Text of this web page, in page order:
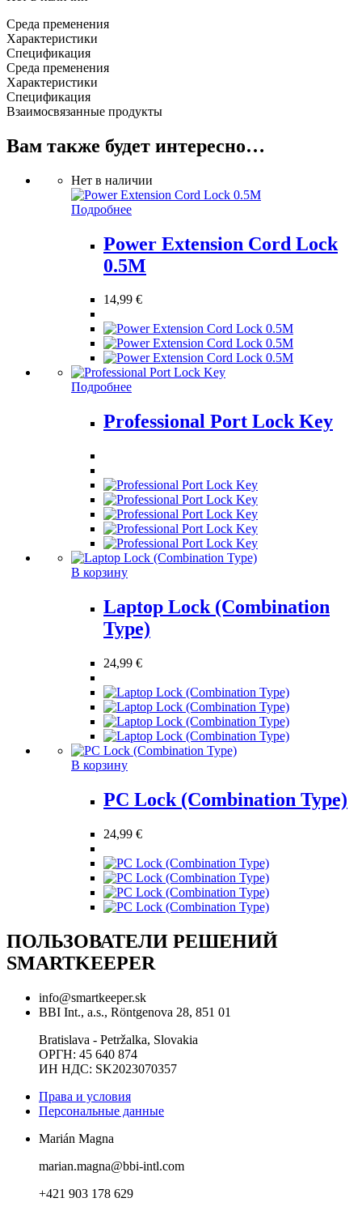
Среда пременения
Характеристики
Спецификация
Среда пременения
Характеристики
Спецификация
Взаимосвязанные продукты
Вам также будет интересно…
Нет в наличии
Подробнее
Power Extension Cord Lock
0.5M
14,99 €
Подробнее
Professional Port Lock Key
В корзину
Laptop Lock (Combination
Type)
24,99 €
В корзину
PC Lock (Combination Type)
24,99 €
ПОЛЬЗОВАТЕЛИ РЕШЕНИЙ
SMARTKEEPER
info@smartkeeper.sk
BBI Int., a.s., Röntgenova 28, 851 01
Bratislava - Petržalka, Slovakia
ОРГН: 45 640 874
ИН НДС: SK2023070357
Права и условия
Персональные данные
Marián Magna
marian.magna@bbi-intl.com
+421 903 178 629